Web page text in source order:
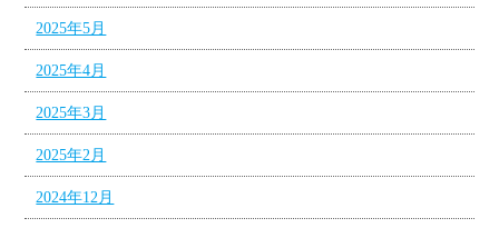
2025年5月
2025年4月
2025年3月
2025年2月
2024年12月